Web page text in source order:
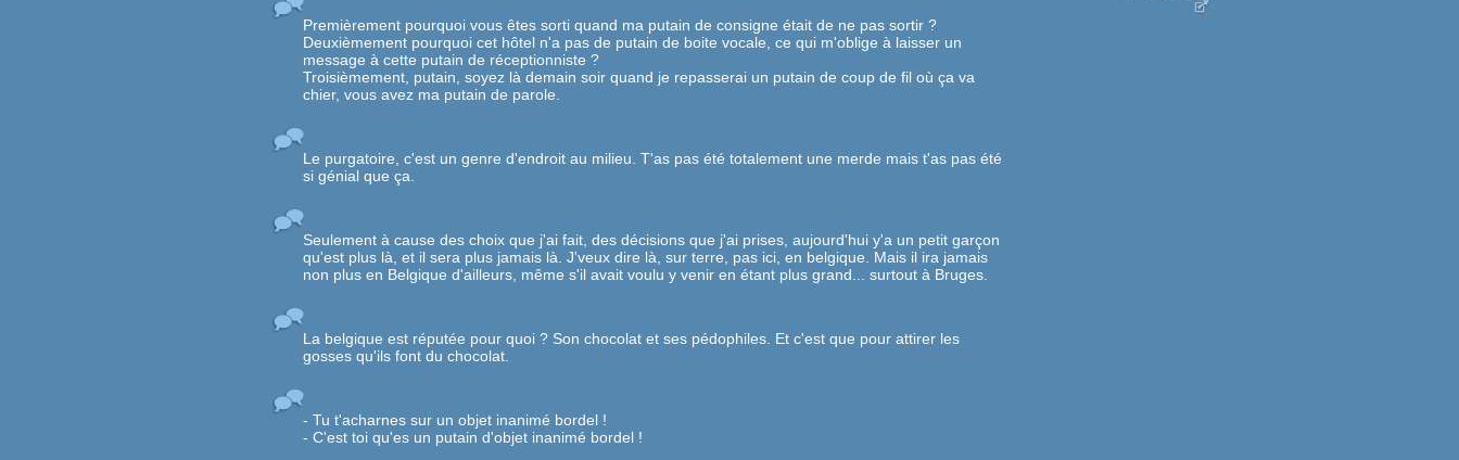
Premièrement pourquoi vous êtes sorti quand ma putain de consigne était de ne pas sortir ?
Deuxièmement pourquoi cet hôtel n'a pas de putain de boite vocale, ce qui m'oblige à laisser un
message à cette putain de réceptionniste ?
Troisièmement, putain, soyez là demain soir quand je repasserai un putain de coup de fil où ça va
chier, vous avez ma putain de parole.
Le purgatoire, c'est un genre d'endroit au milieu. T'as pas été totalement une merde mais t'as pas été
si génial que ça.
Seulement à cause des choix que j'ai fait, des décisions que j'ai prises, aujourd'hui y'a un petit garçon
qu'est plus là, et il sera plus jamais là. J'veux dire là, sur terre, pas ici, en belgique. Mais il ira jamais
non plus en Belgique d'ailleurs, même s'il avait voulu y venir en étant plus grand... surtout à Bruges.
La belgique est réputée pour quoi ? Son chocolat et ses pédophiles. Et c'est que pour attirer les
gosses qu'ils font du chocolat.
- Tu t'acharnes sur un objet inanimé bordel !
- C'est toi qu'es un putain d'objet inanimé bordel !